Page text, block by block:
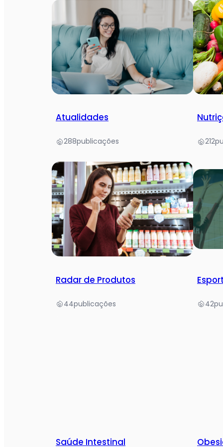
Atualidades
288publicações 212
Radar de Produtos
44publicações 42
Saúde Intestinal